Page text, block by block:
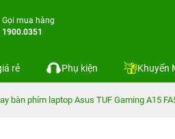
Gọi mua hàng
1900.0351
rẻ Phụ kiện Khuyến
bàn phím laptop Asus TUF Gaming A15